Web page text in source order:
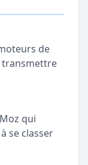
de
transmettre
qui
se classer